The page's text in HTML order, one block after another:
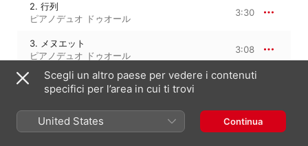
2. 行列
ピアノデュオ ドゥオール
3:30
3. メヌエット
ピアノデュオ ドゥオール
3:08
4. バレエ
ピアノデュオ ドゥオール
AKIRA MIYOSHI 8:14
Scegli un altro paese per vedere i contenuti
specifici per l’area in cui ti trovi
United States Continua